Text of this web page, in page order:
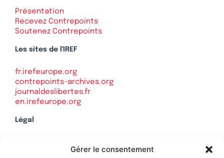
Gérer le consentement
Présentation
Recevez Contrepoints
Soutenez Contrepoints
Les sites de l'IREF
fr.irefeurope.org
contrepoints-archives.org
journaldeslibertes.fr
en.irefeurope.org
Légal
Politique de confidentialité